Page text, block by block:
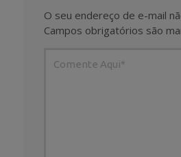
O seu endereço de e-mail
Campos obrigatórios são